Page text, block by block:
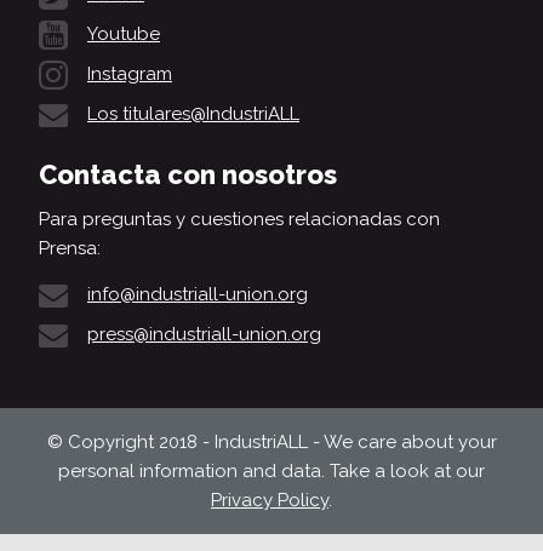
Youtube
Instagram
Los titulares@IndustriALL
Contacta con nosotros
Para preguntas y cuestiones relacionadas con
Prensa:
info@industriall-union.org
press@industriall-union.org
© Copyright 2018 - IndustriALL - We care about your
personal information and data. Take a look at our
Privacy Policy.